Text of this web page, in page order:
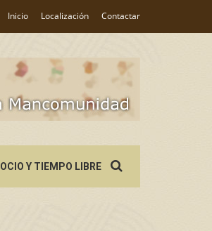
Inicio Localización Contactar
OCIO Y TIEMPO LIBREfor: